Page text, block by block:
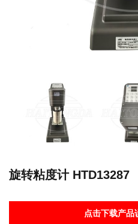
旋转粘度计 HTD13287
点击下载产品